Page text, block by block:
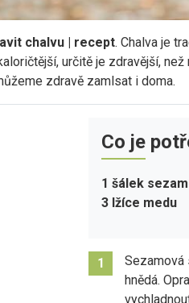
chalvu | recept. Chalva je
určitě je zdravější,
zdravě zamlsat i doma.
Co je
1 šálek
3 lžíce medu
1
Sezamová
hnědá.